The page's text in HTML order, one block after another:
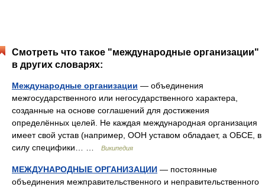
Смотреть что такое "международные организации"
в других словарях:
Международные организации — объединения
межгосударственного или негосударственного характера,
созданные на основе соглашений для достижения
определённых целей. Не каждая международная организация
имеет свой устав (например, ООН уставом обладает, а ОБСЕ, в
силу специфики… …
Википедия
МЕЖДУНАРОДНЫЕ ОРГАНИЗАЦИИ — постоянные
объединения межправительственного и неправительственного